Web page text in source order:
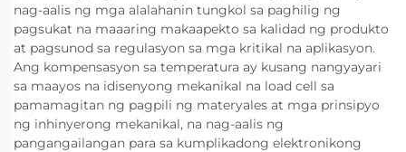
nag-aalis ng mga alalahanin tungkol sa paghilig ng
pagsukat na maaaring makaapekto sa kalidad ng produkto
at pagsunod sa regulasyon sa mga kritikal na aplikasyon.
Ang kompensasyon sa temperatura ay kusang nangyayari
sa maayos na idisenyong mekanikal na load cell sa
pamamagitan ng pagpili ng materyales at mga prinsipyo
ng inhinyerong mekanikal, na nag-aalis ng
pangangailangan para sa kumplikadong elektronikong